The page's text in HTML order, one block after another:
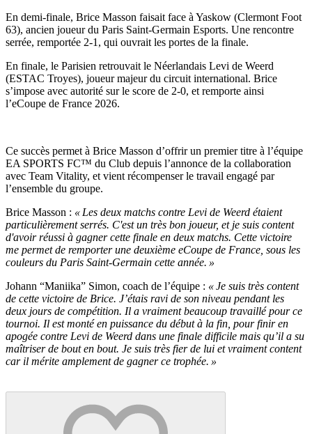
En demi-finale, Brice Masson faisait face à Yaskow (Clermont Foot
63), ancien joueur du Paris Saint-Germain Esports. Une rencontre
serrée, remportée 2-1, qui ouvrait les portes de la finale.
En finale, le Parisien retrouvait le Néerlandais Levi de Weerd
(ESTAC Troyes), joueur majeur du circuit international. Brice
s’impose avec autorité sur le score de 2-0, et remporte ainsi
l’eCoupe de France 2026.
Ce succès permet à Brice Masson d’offrir un premier titre à l’équipe
EA SPORTS FC™ du Club depuis l’annonce de la collaboration
avec Team Vitality, et vient récompenser le travail engagé par
l’ensemble du groupe.
Brice Masson : « Les deux matchs contre Levi de Weerd étaient
particulièrement serrés. C'est un très bon joueur, et je suis content
d'avoir réussi à gagner cette finale en deux matchs. Cette victoire
me permet de remporter une deuxième eCoupe de France, sous les
couleurs du Paris Saint-Germain cette année. »
Johann “Maniika” Simon, coach de l’équipe : « Je suis très content
de cette victoire de Brice. J’étais ravi de son niveau pendant les
deux jours de compétition. Il a vraiment beaucoup travaillé pour ce
tournoi. Il est monté en puissance du début à la fin, pour finir en
apogée contre Levi de Weerd dans une finale difficile mais qu’il a su
maîtriser de bout en bout. Je suis très fier de lui et vraiment content
car il mérite amplement de gagner ce trophée. »